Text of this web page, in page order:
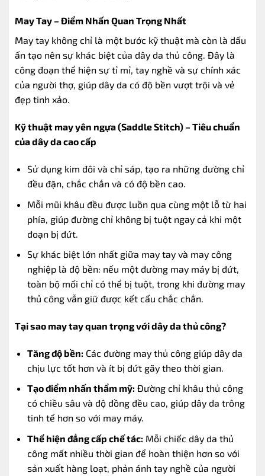
May Tay – Điểm Nhấn Quan Trọng Nhất
May tay không chỉ là một bước kỹ thuật mà còn là dấu
ấn tạo nên sự khác biệt của dây da thủ công. Đây là
công đoạn thể hiện sự tỉ mỉ, tay nghề và sự chính xác
của người thợ, giúp dây da có độ bền vượt trội và vẻ
đẹp tinh xảo.
Kỹ thuật may yên ngựa (Saddle Stitch) – Tiêu chuẩn
của dây da cao cấp
Sử dụng kim đôi và chỉ sáp, tạo ra những đường chỉ
đều đặn, chắc chắn và có độ bền cao.
Mỗi mũi khâu đều được luồn qua cùng một lỗ từ hai
phía, giúp đường chỉ không bị tuột ngay cả khi một
đoạn bị đứt.
Sự khác biệt lớn nhất giữa may tay và may công
nghiệp là độ bền: nếu một đường may máy bị đứt,
toàn bộ mối chỉ có thể bị tuột, trong khi đường may
thủ công vẫn giữ được kết cấu chắc chắn.
Tại sao may tay quan trọng với dây da thủ công?
Tăng độ bền: Các đường may thủ công giúp dây da
chịu lực tốt hơn và ít bị đứt gãy theo thời gian.
Tạo điểm nhấn thẩm mỹ: Đường chỉ khâu thủ công
có chiều sâu và độ đồng đều cao, giúp dây da trông
tinh tế hơn so với may máy.
Thể hiện đẳng cấp chế tác: Mỗi chiếc dây da thủ
công mất nhiều thời gian để hoàn thiện hơn so với
sản xuất hàng loạt, phản ánh tay nghề của người